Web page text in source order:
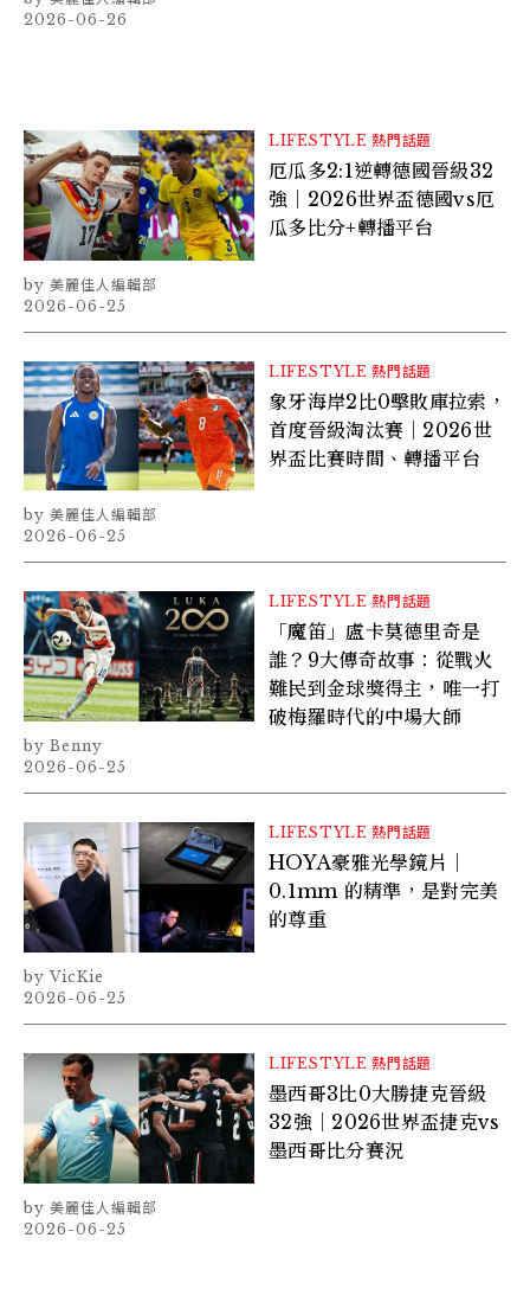
2026-06-26
LIFESTYLE 熱門話題
厄瓜多2:1逆轉德國晉級32
強｜2026世界盃德國vs厄
瓜多比分+轉播平台
美麗佳人編輯部
2026-06-25
LIFESTYLE 熱門話題
象牙海岸2比0擊敗庫拉索，
首度晉級淘汰賽｜2026世
界盃比賽時間、轉播平台
美麗佳人編輯部
2026-06-25
LIFESTYLE 熱門話題
「魔笛」盧卡莫德里奇是
誰？9大傳奇故事：從戰火
難民到金球獎得主，唯一打
破梅羅時代的中場大師
Benny
2026-06-25
LIFESTYLE 熱門話題
HOYA豪雅光學鏡片｜
0.1mm 的精準，是對完美
的尊重
VicKie
2026-06-25
LIFESTYLE 熱門話題
墨西哥3比0大勝捷克晉級
32強｜2026世界盃捷克vs
墨西哥比分賽況
美麗佳人編輯部
2026-06-25